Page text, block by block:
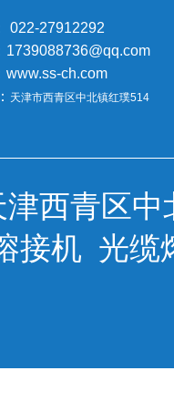
27912292
ch.com
天津市西青区中北镇红璞514
津西青区
接机 光缆